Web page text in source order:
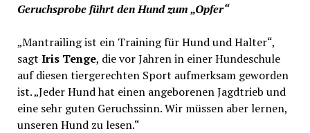
Geruchsprobe führt den Hund zum „Opfer“
„Mantrailing ist ein Training für Hund und Halter“,
sagt Iris Tenge, die vor Jahren in einer Hundeschule
auf diesen tiergerechten Sport aufmerksam geworden
ist. „Jeder Hund hat einen angeborenen Jagdtrieb und
eine sehr guten Geruchssinn. Wir müssen aber lernen,
unseren Hund zu lesen.“